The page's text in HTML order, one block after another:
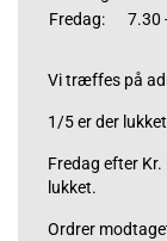
Fredag:
7.30
Vi træffes på
1/5 er der
Fredag efter
lukket.
Ordrer